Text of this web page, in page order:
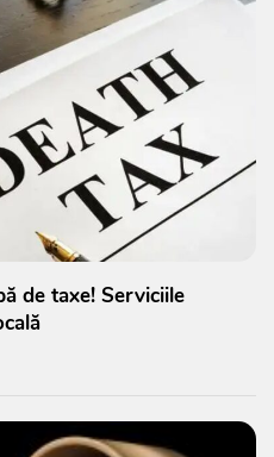
de taxe! Serviciile